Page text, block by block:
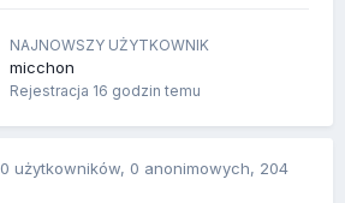
NAJNOWSZY UŻYTKOWNIK
micchon
Rejestracja 16 godzin temu
0 użytkowników, 0 anonimowych, 204